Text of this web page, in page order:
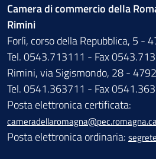
Camera di commercio della
Rimini
Forlì, corso della Repubblica, 5 -
Tel. 0543.713111 - Fax
Rimini, via Sigismondo, 28 -
Tel. 0541.363711 - Fax
Posta elettronica certificata:
Posta elettronica ordinaria: